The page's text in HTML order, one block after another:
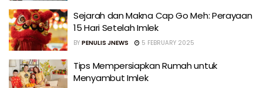
Sejarah dan Makna Cap Go Meh: Perayaan
15 Hari Setelah Imlek
BY PENULIS JNEWS 5 FEBRUARY 2025
Tips Mempersiapkan Rumah untuk
Menyambut Imlek